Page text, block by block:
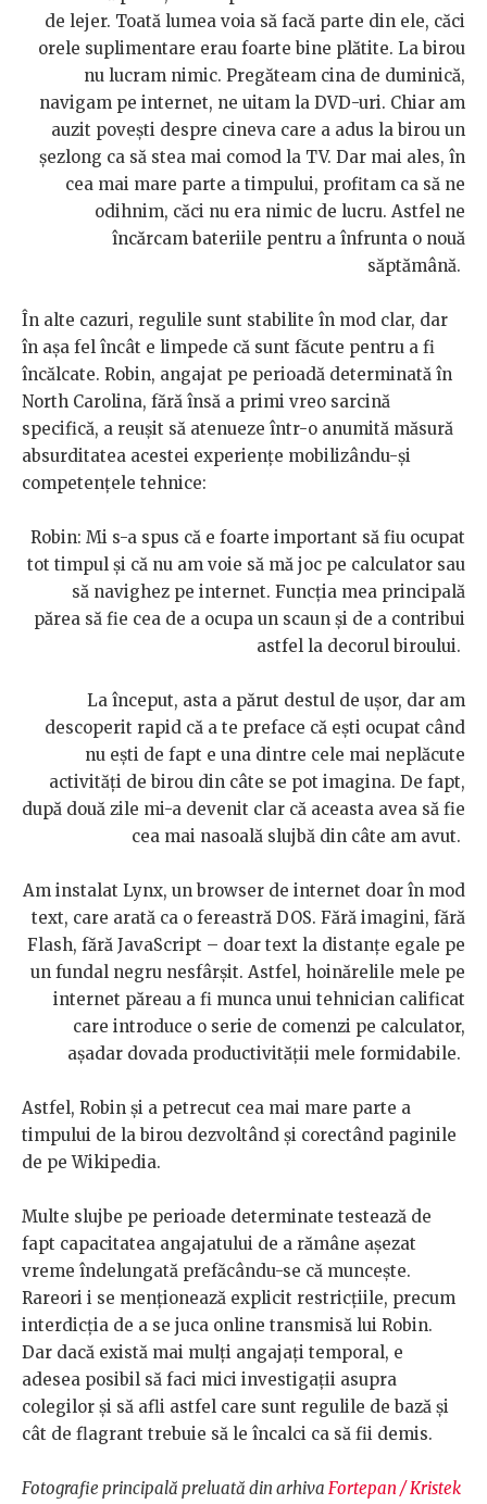
de lejer. Toată lumea voia să facă parte din ele, căci
orele suplimentare erau foarte bine plătite. La birou
nu lucram nimic. Pregăteam cina de duminică,
navigam pe internet, ne uitam la DVD-uri. Chiar am
auzit povești despre cineva care a adus la birou un
șezlong ca să stea mai comod la TV. Dar mai ales, în
cea mai mare parte a timpului, profitam ca să ne
odihnim, căci nu era nimic de lucru. Astfel ne
încărcam bateriile pentru a înfrunta o nouă
săptămână.
În alte cazuri, regulile sunt stabilite în mod clar, dar
în așa fel încât e limpede că sunt făcute pentru a fi
încălcate. Robin, angajat pe perioadă determinată în
North Carolina, fără însă a primi vreo sarcină
specifică, a reușit să atenueze într-o anumită măsură
absurditatea acestei experiențe mobilizându-și
competențele tehnice:
Robin: Mi s-a spus că e foarte important să fiu ocupat
tot timpul și că nu am voie să mă joc pe calculator sau
să navighez pe internet. Funcția mea principală
părea să fie cea de a ocupa un scaun și de a contribui
astfel la decorul biroului.
La început, asta a părut destul de ușor, dar am
descoperit rapid că a te preface că ești ocupat când
nu ești de fapt e una dintre cele mai neplăcute
activități de birou din câte se pot imagina. De fapt,
după două zile mi-a devenit clar că aceasta avea să fie
cea mai nasoală slujbă din câte am avut.
Am instalat Lynx, un browser de internet doar în mod
text, care arată ca o fereastră DOS. Fără imagini, fără
Flash, fără JavaScript – doar text la distanțe egale pe
un fundal negru nesfârșit. Astfel, hoinărelile mele pe
internet păreau a fi munca unui tehnician calificat
care introduce o serie de comenzi pe calculator,
așadar dovada productivității mele formidabile.
Astfel, Robin și a petrecut cea mai mare parte a
timpului de la birou dezvoltând și corectând paginile
de pe Wikipedia.
Multe slujbe pe perioade determinate testează de
fapt capacitatea angajatului de a rămâne așezat
vreme îndelungată prefăcându-se că muncește.
Rareori i se menționează explicit restricțiile, precum
interdicția de a se juca online transmisă lui Robin.
Dar dacă există mai mulți angajați temporal, e
adesea posibil să faci mici investigații asupra
colegilor și să afli astfel care sunt regulile de bază și
cât de flagrant trebuie să le încalci ca să fii demis.
Fotografie principală preluată din arhiva Fortepan / Kristek